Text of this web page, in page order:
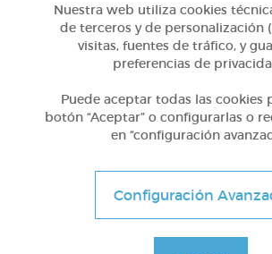
1º Primaria (6-7 años)
Inglés: people, family &
Nuestra web utiliza cookies
de terceros y de personalización
visitas, fuentes de tráfico, y
preferencias de
Puede aceptar todas las cookies
botón “Aceptar” o configurarlas o
en “configuración
Configuración